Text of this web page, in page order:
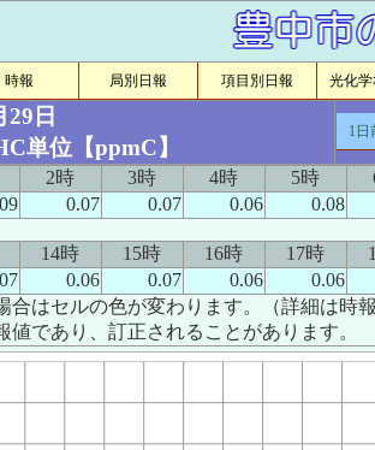
時報 局別日報 項目別日報 光化学
29日
単位【ppmC】
1日
2時 3時 4時 5時
0.07 0.07 0.06 0.08
14時 15時 16時 17時
0.06 0.07 0.06
0.06
合はセルの色が変わります。（詳細は時
値であり、訂正されることがあります。